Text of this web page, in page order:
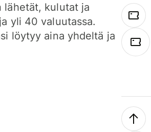
lähetät, kulutat ja
yli 40 valuutassa.
löytyy aina yhdeltä ja